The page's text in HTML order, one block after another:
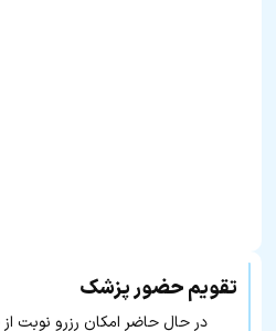
تقویم حضور پزشک
در حال حاضر امکان رزرو نوبت از طریق